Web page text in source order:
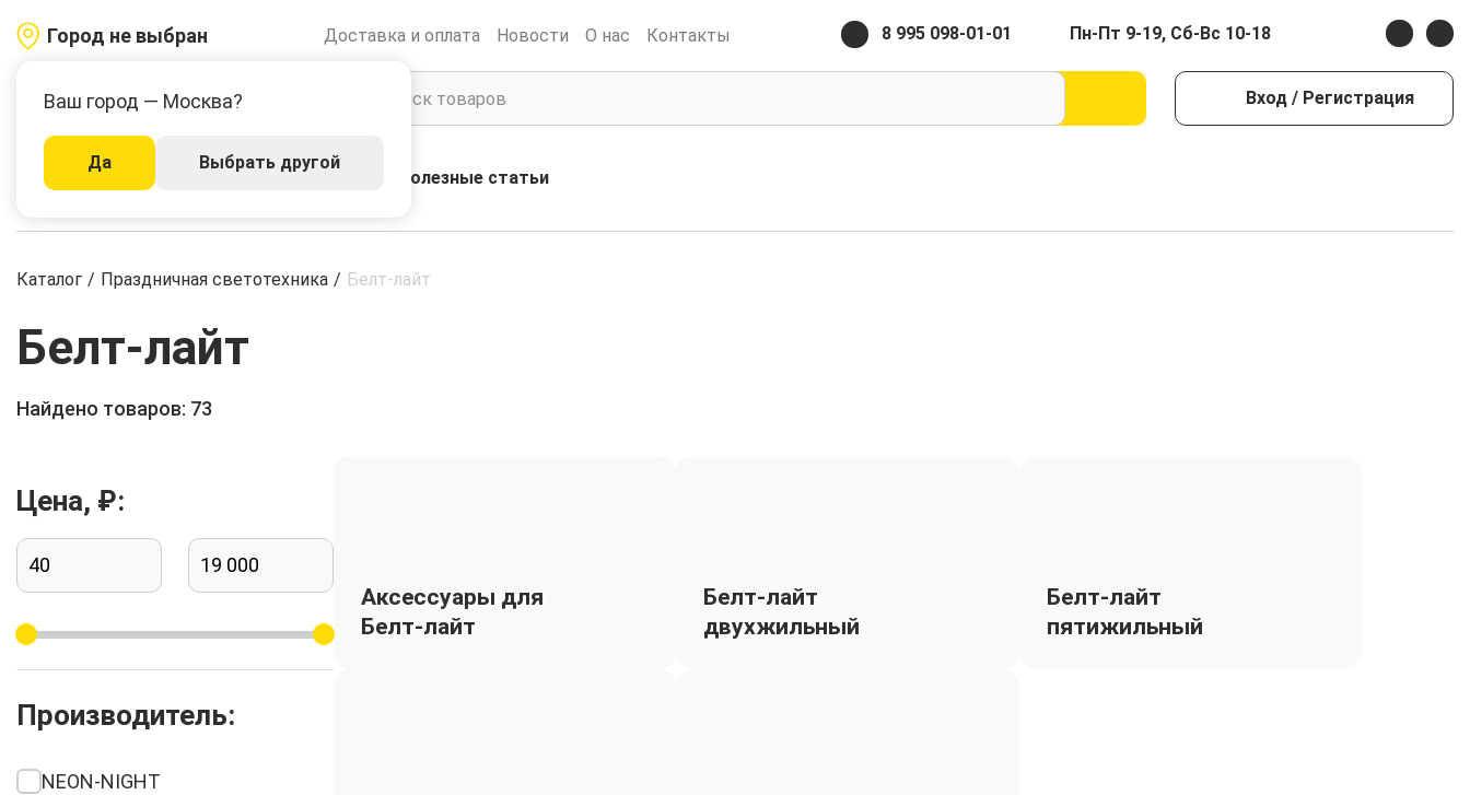
Город не выбран
Ваш город — Москва?
Да Выбрать другой
Доставка и оплата Новости О нас Контакты 8 995 098-01-01 Пн-Пт 9-19, Сб-Вс 10-18
Вход / Регистрация
Каталог Акции Полезные статьи
Каталог / Праздничная светотехника / Белт-лайт
Белт-лайт
Найдено товаров: 73
Цена, ₽:
Производитель:
NEON-NIGHT
Аксессуары для
Белт-лайт
Белт-лайт
двухжильный
Белт-лайт
пятижильный